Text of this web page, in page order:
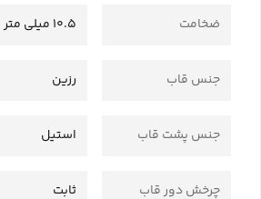
ضخامت 10.5 میلی متر
جنس قاب رزین
جنس پشت قاب استیل
چرخش دور قاب ثابت